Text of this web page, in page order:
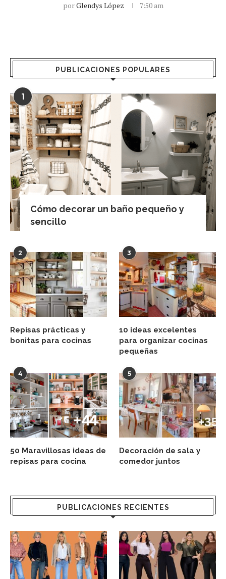
porGlendys López 7:50 am
PUBLICACIONES POPULARES
1
Cómo decorar un baño pequeño y
sencillo
2
Repisas prácticas y
bonitas para cocinas
3
10 ideas excelentes
para organizar cocinas
pequeñas
4
50 Maravillosas ideas de
repisas para cocina
5
Decoración de sala y
comedor juntos
PUBLICACIONES RECIENTES